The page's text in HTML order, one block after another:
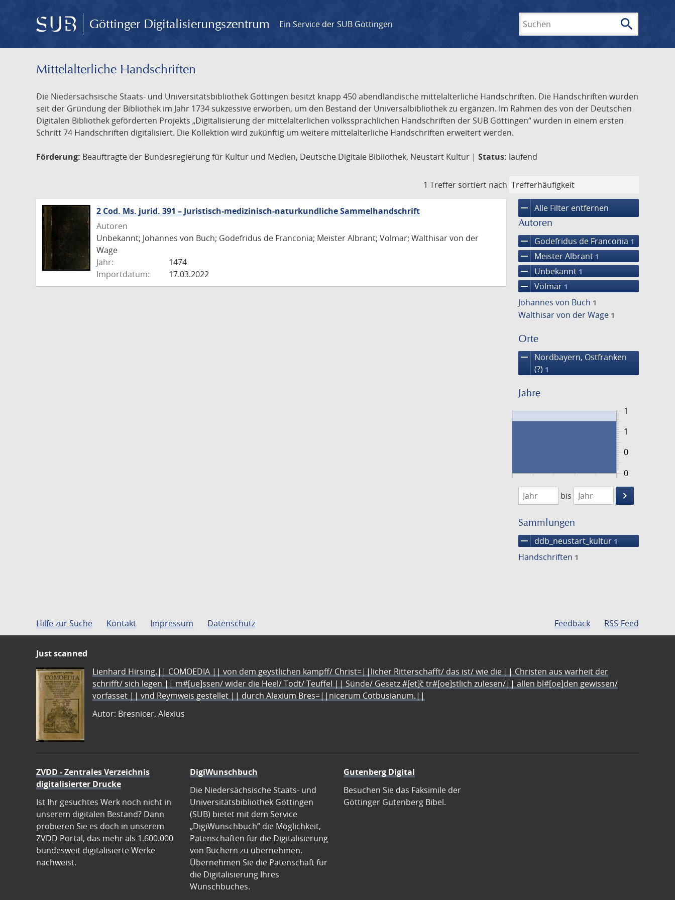
Göttinger Digitalisierungszentrum Ein Service der SUB Göttingen search
Mittelalterliche Handschriften
Die Niedersächsische Staats- und Universitätsbibliothek Göttingen besitzt knapp 450 abendländische mittelalterliche Handschriften. Die Handschriften wurden
seit der Gründung der Bibliothek im Jahr 1734 sukzessive erworben, um den Bestand der Universalbibliothek zu ergänzen. Im Rahmen des von der Deutschen
Digitalen Bibliothek geförderten Projekts „Digitalisierung der mittelalterlichen volkssprachlichen Handschriften der SUB Göttingen“ wurden in einem ersten
Schritt 74 Handschriften digitalisiert. Die Kollektion wird zukünftig um weitere mittelalterliche Handschriften erweitert werden.
Förderung: Beauftragte der Bundesregierung für Kultur und Medien, Deutsche Digitale Bibliothek, Neustart Kultur | Status: laufend
1 Treffer sortiert nach
remove Alle Filter entfernen
Autoren
remove Godefridus de Franconia 1
remove Meister Albrant 1
remove Unbekannt 1
remove Volmar 1
Johannes von Buch 1
Walthisar von der Wage 1
Orte
remove
Nordbayern, Ostfranken
(?) 1
Jahre
0
1
0
1
1474
1475
bis
keyboard_arrow_right
Suche
Sammlungen
remove ddb_neustart_kultur 1
Handschriften 1
2 Cod. Ms. jurid. 391 – Juristisch-medizinisch-naturkundliche Sammelhandschrift
Autoren
Unbekannt; Johannes von Buch; Godefridus de Franconia; Meister Albrant; Volmar; Walthisar von der
Wage
Jahr:
1474
Importdatum:
17.03.2022
Hilfe zur Suche Kontakt Impressum Datenschutz Feedback RSS-Feed
Just scanned
Lienhard Hirsing.|| COMOEDIA || von dem geystlichen kampff/ Christ=||licher Ritterschafft/ das ist/ wie die || Christen aus warheit der
schrifft/ sich legen || m#[ue]ssen/ wider die Heel/ Todt/ Teuffel || Sünde/ Gesetz #[et]c̃ tr#[oe]stlich zulesen/|| allen bl#[oe]den gewissen/
vorfasset || vnd Reymweis gestellet || durch Alexium Bres=||nicerum Cotbusianum.||
Autor: Bresnicer, Alexius
ZVDD - Zentrales Verzeichnis
digitalisierter Drucke
Ist Ihr gesuchtes Werk noch nicht in
unserem digitalen Bestand? Dann
probieren Sie es doch in unserem
ZVDD Portal, das mehr als 1.600.000
bundesweit digitalisierte Werke
nachweist.
DigiWunschbuch
Die Niedersächsische Staats- und
Universitätsbibliothek Göttingen
(SUB) bietet mit dem Service
„DigiWunschbuch” die Möglichkeit,
Patenschaften für die Digitalisierung
von Büchern zu übernehmen.
Übernehmen Sie die Patenschaft für
die Digitalisierung Ihres
Wunschbuches.
Gutenberg Digital
Besuchen Sie das Faksimile der
Göttinger Gutenberg Bibel.